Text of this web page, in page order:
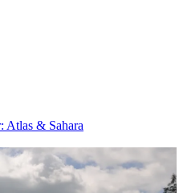
Atlas & Sahara